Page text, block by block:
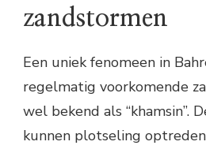
zandstormen
Een uniek fenomeen in
regelmatig voorkomende
wel bekend als “khamsin”.
kunnen plotseling